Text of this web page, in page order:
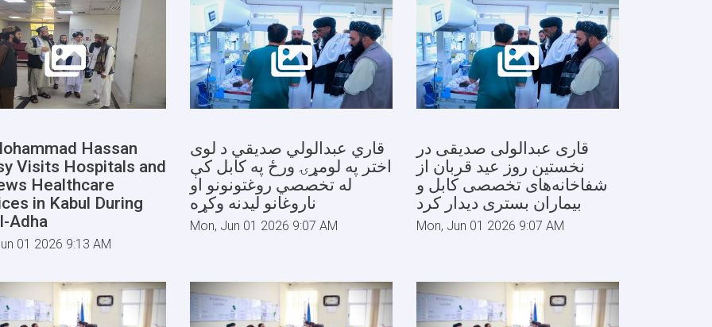
Hassan
Visits Hospitals and
Healthcare
in Kabul During
Adha
01 2026 9:13 AM
قاري عبدالولي صدیقي د لوی
اختر په لومړۍ ورځ په کابل کې
له تخصصي روغتونونو او
ناروغانو لیدنه وکړه
Mon, Jun 01 2026 9:07 AM
قاری عبدالولی صدیقی در
نخستین روز عید قربان از
شفاخانه‌های تخصصی کابل و
بیماران بستری دیدار کرد
Mon, Jun 01 2026 9:07 AM